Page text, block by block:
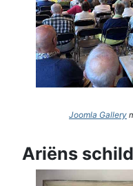
Joomla Gallery
Ariëns